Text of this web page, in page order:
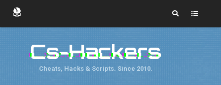
Cs-Hackers
Cheats, Hacks & Scripts. Since 2010.